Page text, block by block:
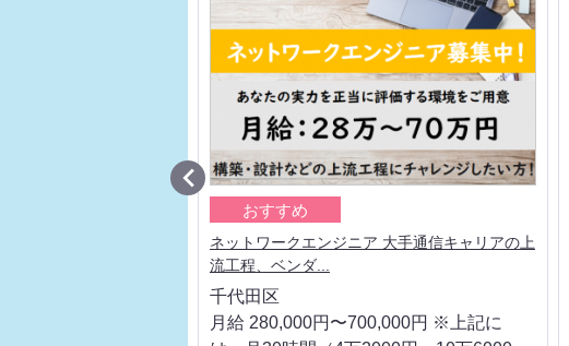
おすすめ
ネットワークエンジニア 大手通信キャリアの上
流工程、ベンダ...
千代田区
月給 280,000円〜700,000円 ※上記に
